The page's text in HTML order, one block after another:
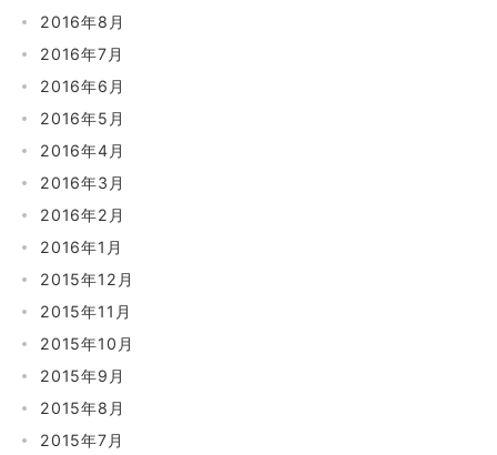
2016年8月
2016年7月
2016年6月
2016年5月
2016年4月
2016年3月
2016年2月
2016年1月
2015年12月
2015年11月
2015年10月
2015年9月
2015年8月
2015年7月